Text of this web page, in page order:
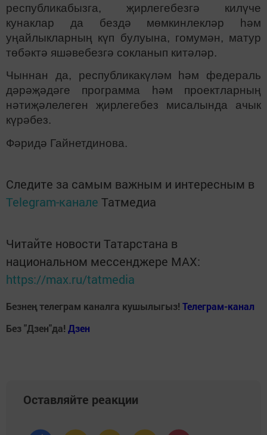
республикабызга, җирлегебезгә килүче
кунаклар да бездә мөмкинлекләр һәм
уңайлыкларның күп булуына, гомумән, матур
төбәктә яшәвебезгә сокланып китәләр.
Чыннан да, республикакүләм һәм федераль
дәрәҗәдәге программа һәм проектларның
нәтиҗәлелеген җирлегебез мисалында ачык
күрәбез.
Фәридә Гайнетдинова.
Следите за самым важным и интересным в
Telegram-канале Татмедиа
Читайте новости Татарстана в
национальном мессенджере MАХ:
https://max.ru/tatmedia
Безнең телеграм каналга кушылыгыз! Телеграм-канал
Без "Дзен"да! Дзен
Оставляйте реакции